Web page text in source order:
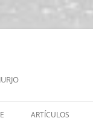
ARTÍCULOS